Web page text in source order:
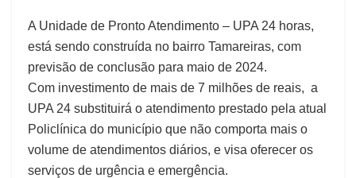
A Unidade de Pronto Atendimento – UPA 24 horas,
está sendo construída no bairro Tamareiras, com
previsão de conclusão para maio de 2024.
Com investimento de mais de 7 milhões de reais, a
UPA 24 substituirá o atendimento prestado pela atual
Policlínica do município que não comporta mais o
volume de atendimentos diários, e visa oferecer os
serviços de urgência e emergência.